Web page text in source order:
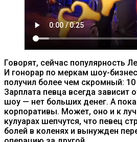
Говорят, сейчас популярность
И гонорар по меркам шоу-
получил более чем скромный:
Зарплата певца всегда зависит
шоу — нет больших денег. А
корпоративы. Может, оно и к
кулуарах шепчутся, что певец
болей в коленях и вынужден